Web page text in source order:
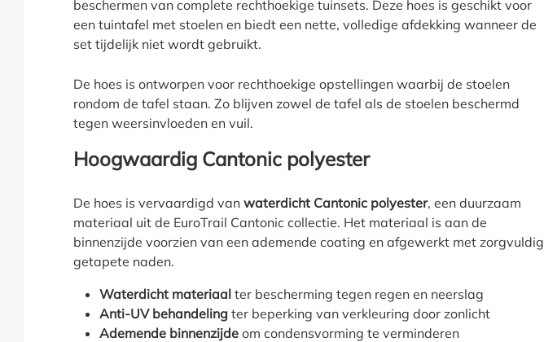
beschermen van complete rechthoekige tuinsets. Deze hoes is geschikt voor
een tuintafel met stoelen en biedt een nette, volledige afdekking wanneer de
set tijdelijk niet wordt gebruikt.
De hoes is ontworpen voor rechthoekige opstellingen waarbij de stoelen
rondom de tafel staan. Zo blijven zowel de tafel als de stoelen beschermd
tegen weersinvloeden en vuil.
Hoogwaardig Cantonic polyester
De hoes is vervaardigd van waterdicht Cantonic polyester, een duurzaam
materiaal uit de EuroTrail Cantonic collectie. Het materiaal is aan de
binnenzijde voorzien van een ademende coating en afgewerkt met zorgvuldig
getapete naden.
Waterdicht materiaal ter bescherming tegen regen en neerslag
Anti-UV behandeling ter beperking van verkleuring door zonlicht
Ademende binnenzijde om condensvorming te verminderen